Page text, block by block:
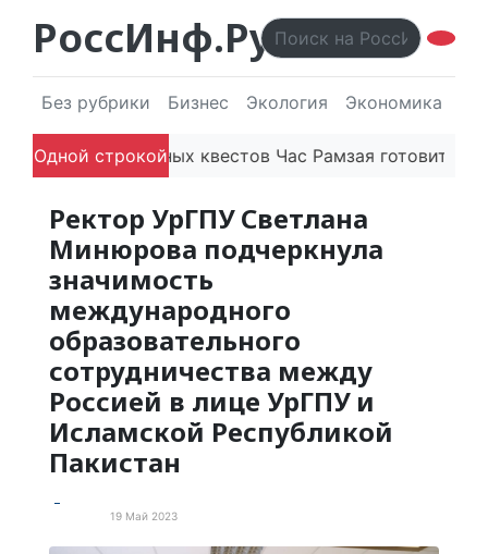
РоссИнф.Ру
Без рубрики Бизнес Экология Экономика
Одной строкойквестов Час Рамзая готовит три
Ректор УрГПУ Светлана
Минюрова подчеркнула
значимость
международного
образовательного
сотрудничества между
Россией в лице УрГПУ и
Исламской Республикой
Пакистан
19 Май 2023